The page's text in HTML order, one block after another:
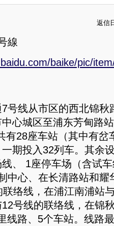
返信
線
baike/pic/
7号线从市区的西北锦
心城区至浦东芳甸路
有28座车站（其中有岔
期投入32列车。其余
、 1座停车场（含试
中心、在长清路站和耀
络线，在浦江南浦站
号线的联络线，在锦
线路、5个车站。线路